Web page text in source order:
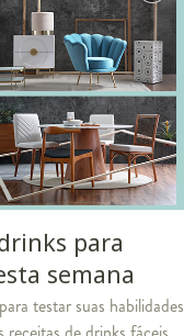
para
semana
testar suas habilidades